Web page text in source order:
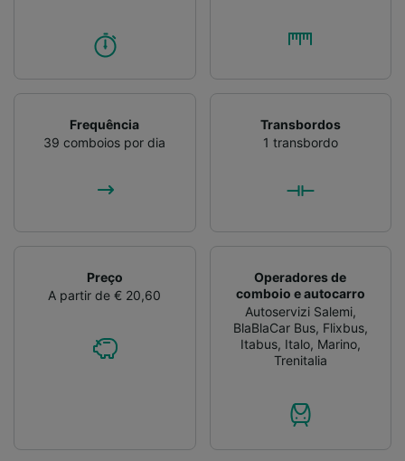
Frequência
39 comboios por dia
Transbordos
1 transbordo
Preço
A partir de € 20,60
Operadores de
comboio e autocarro
Autoservizi Salemi,
BlaBlaCar Bus, Flixbus,
Itabus, Italo, Marino,
Trenitalia